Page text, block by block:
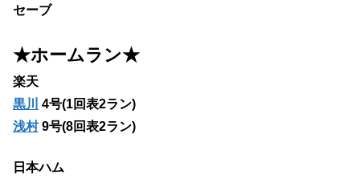
セーブ
★ホームラン★
楽天
黒川
4号(1回表2ラン)
浅村9号(8回表2ラン)
日本ハム